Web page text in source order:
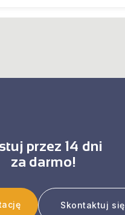
przez 14 dni
za darmo!
Skontaktuj się